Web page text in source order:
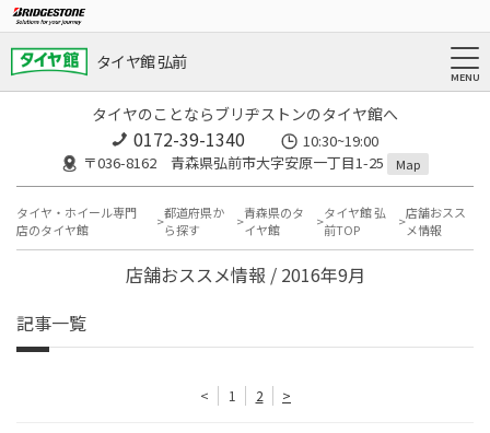
タイヤ館 弘前
タイヤのことならブリヂストンのタイヤ館へ
0172-39-1340
10:30~19:00
〒036-8162 青森県弘前市大字安原一丁目1-25
Map
タイヤ・ホイール専門
店のタイヤ館
都道府県か
ら探す
青森県のタ
イヤ館
タイヤ館 弘
前TOP
店舗おスス
メ情報
店舗おススメ情報 / 2016年9月
記事一覧
< 1 2 >